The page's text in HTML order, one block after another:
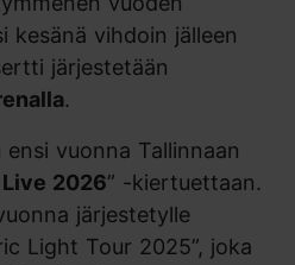
kesänä vihdoin jälleen
järjestetään
.
vuonna Tallinnaan
2026” -kiertuettaan.
järjestetylle
Light Tour 2025”, joka